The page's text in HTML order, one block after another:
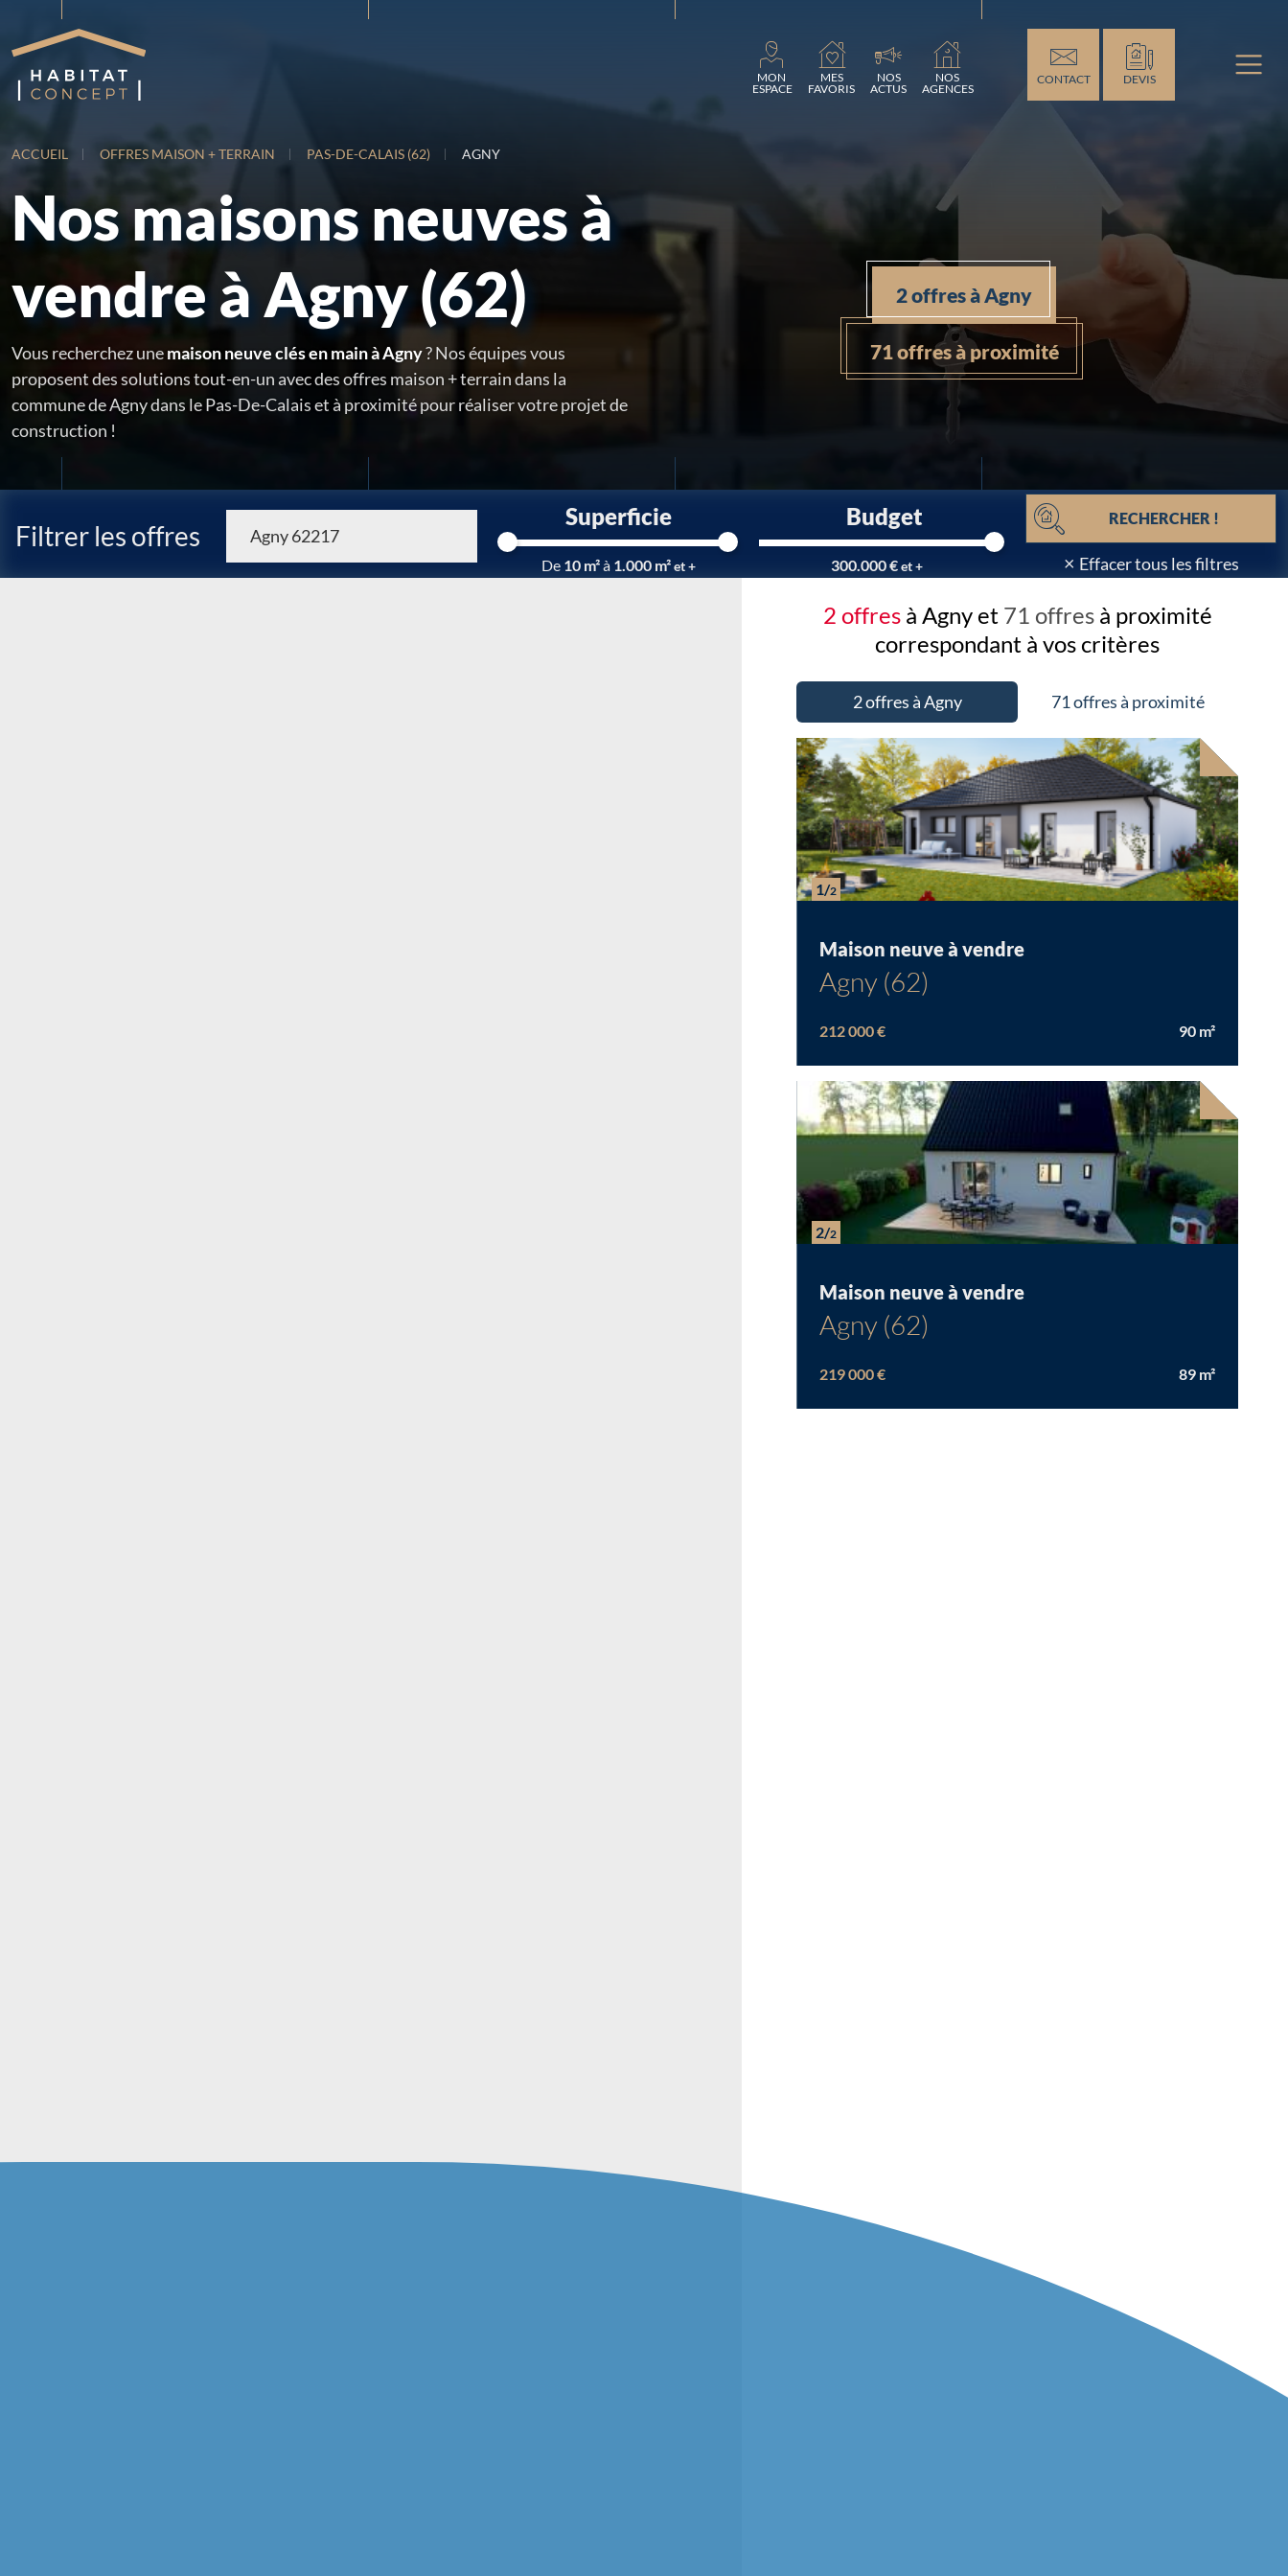
MON
ESPACE
Chargement...
MES
FAVORIS
NOS
ACTUS
NOS
AGENCES
CONTACT DEVIS
ACCUEIL OFFRES MAISON + TERRAIN PAS-DE-CALAIS (62) AGNY
Nos maisons neuves à
vendre à Agny (62)
Vous recherchez unemaison neuve clés en main à Agny? Nos équipes vous
proposent des solutions tout-en-un avec des offres maison + terrain dans la
commune de Agny dans le Pas-De-Calais et à proximité pour réaliser votre projet de
construction !
2 offres à Agny
71 offres à proximité
Filtrer les offres
Superficie
De 10 m²à 1.000 m²et +
Budget
300.000 €et +
RECHERCHER !
× Effacer tous les filtres
2 offres à Agny et 71 offresà proximité
correspondant à vos critères
2 offres à Agny 71 offres à proximité
1/2
Maison neuve à vendre
Agny (62)
212 000 € 90 m²
2/2
Maison neuve à vendre
Agny (62)
219 000 € 89 m²